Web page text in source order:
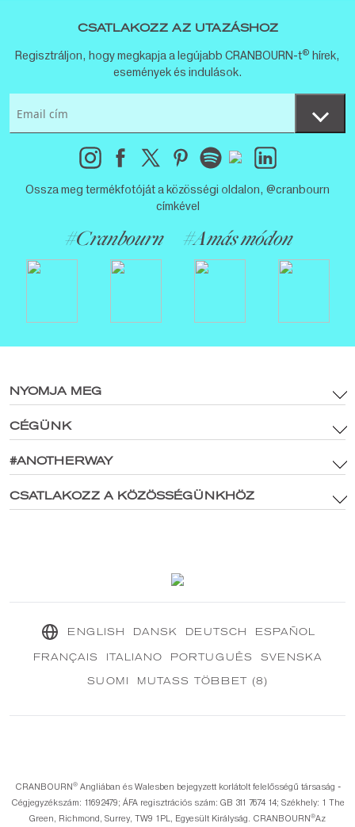
Ossza meg termékfotóját a közösségi oldalon, @cranbourn
címkével
#Cranbourn #Amás módon
CSATLAKOZZ AZ UTAZÁSHOZ
Regisztráljon, hogy megkapja a legújabb CRANBOURN-t® hírek,
események és indulások.
NYOMJA MEG
Felhasználási feltételek
Márkaeszközök és digitális média szabályzat
Cookie-szabályzat
CÉGÜNK
Főoldal
Fedezze fel CRANBOURN-t®
#ANOTHERWAY
Belül CRANBOURN®
CSATLAKOZZ A KÖZÖSSÉGÜNKHÖZ
ENGLISH DANSK DEUTSCH ESPAÑOL
FRANÇAIS ITALIANO PORTUGUÊS SVENSKA
SUOMI MUTASS TÖBBET (8)
CRANBOURN®️Angliában és Walesben bejegyzett korlátolt felelősségű társaság -
Cégjegyzékszám: 11692479; ÁFA regisztrációs szám: GB 311 7674 14; Székhely: 1 The
Green, Richmond, Surrey, TW9 1PL, Egyesült Királyság. CRANBOURN®️Az